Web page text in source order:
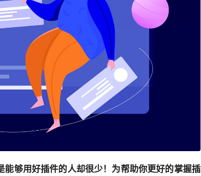
能够用好插件的人却很少！为帮助你更好的掌握插